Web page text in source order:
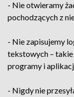
- Nie otwieramy
pochodzących z
- Nie zapisujemy
tekstowych –
programy i
- Nigdy nie